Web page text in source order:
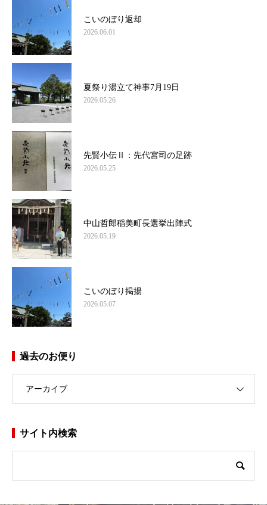
こいのぼり返却
2026.06.01
夏祭り湯立て神事7月19日
2026.05.26
先賢小伝Ⅱ：先代宮司の足跡
2026.05.25
中山哲郎稲美町長選挙出陣式
2026.05.19
こいのぼり掲揚
2026.05.07
過去のお便り
アーカイブ
サイト内検索